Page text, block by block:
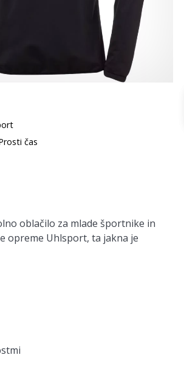
čas
oblačilo za mlade športnike in
opreme Uhlsport, ta jakna je